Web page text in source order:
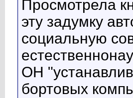
Просмотрела
эту задумку
социальную
ОН
бортовых